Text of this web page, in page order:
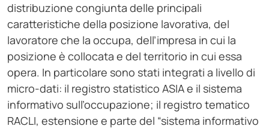
distribuzione congiunta delle principali
caratteristiche della posizione lavorativa, del
lavoratore che la occupa, dell’impresa in cui la
posizione è collocata e del territorio in cui essa
opera. In particolare sono stati integrati a livello di
micro-dati: il registro statistico ASIA e il sistema
informativo sull’occupazione; il registro tematico
RACLI, estensione e parte del “sistema informativo